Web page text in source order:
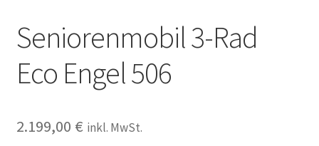
Seniorenmobil 3-Rad
Eco Engel 506
2.199,00 € inkl. MwSt.